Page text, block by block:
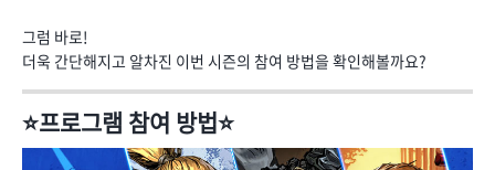
그럼 바로!
더욱 간단해지고 알차진 이번 시즌의 참여 방법을 확인해볼까요?
⭐프로그램 참여 방법⭐